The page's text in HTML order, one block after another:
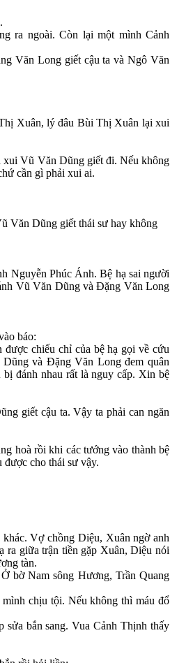
ra ngoài. Còn lại một mình Cảnh
Văn Long giết cậu ta và Ngô Văn
Xuân, lý đâu Bùi Thị Xuân lại xui
xui Vũ Văn Dũng giết đi. Nếu không
cần gì phải xui ai.
Văn Dũng giết thái sư hay không
Nguyễn Phúc Ánh. Bệ hạ sai người
Vũ Văn Dũng và Đặng Văn Long
báo:
chiếu chỉ của bệ hạ gọi về cứu
và Đặng Văn Long đem quân
đánh nhau rất là nguy cấp. Xin bệ
giết cậu ta. Vậy ta phải can ngăn
hoà rồi khi các tướng vào thành bệ
được cho thái sư vậy.
Vợ chồng Diệu, Xuân ngờ anh
ra giữa trận tiền gặp Xuân, Diệu nói
tàn.
bờ Nam sông Hương, Trần Quang
chịu tội. Nếu không thì máu đổ
sửa bắn sang. Vua Cảnh Thịnh thấy